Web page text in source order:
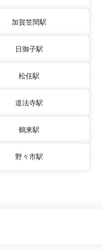
加賀笠間駅
日御子駅
松任駅
道法寺駅
鶴来駅
野々市駅